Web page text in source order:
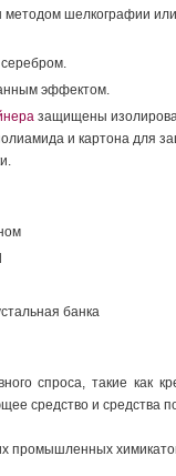
методом шелкографии или
эффектом.
защищены
и картона для
банка
спроса, такие как
средство и средства
промышленных